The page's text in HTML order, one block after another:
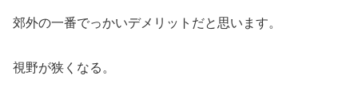
郊外の一番でっかいデメリットだと思います。
視野が狭くなる。